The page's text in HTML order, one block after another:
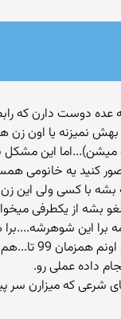
دوست دارن که
بهش نمیزنه یا
این مشکل
یه خانومی
بشه با کسی ولی این
بشه از یکطرفی
برا این
چون میتونن
داده عملی رو.
که میزارن سر